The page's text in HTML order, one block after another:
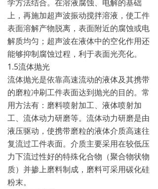
学方法结合。在溶液腐蚀、电解的基础
上，再施加超声波振动搅拌溶液，使工件
表面溶解产物脱离，表面附近的腐蚀或电
解质均匀；超声波在液体中的空化作用还
能够抑制腐蚀过程，利于表面光亮化。
1.5流体抛光
流体抛光是依靠高速流动的液体及其携带
的磨粒冲刷工件表面达到抛光的目的。常
用方法有：磨料喷射加工、液体喷射加
工、流体动力研磨等。流体动力研磨是由
液压驱动，使携带磨粒的液体介质高速往
复流过工件表面。介质主要采用在较低压
力下流过性好的特殊化合物（聚合物状物
质）并掺上磨料制成，磨料可采用碳化硅
粉末。